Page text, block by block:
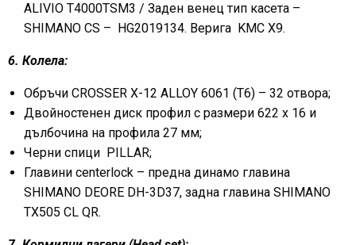
ALIVIO T4000TSM3 / Заден венец тип касета –
SHIMANO CS – HG2019134. Верига KMC X9.
6. Колела:
Обръчи CROSSER X-12 ALLOY 6061 (T6) – 32 отвора;
Двойностенен диск профил с размери 622 x 16 и
дълбочина на профила 27 мм;
Черни спици PILLAR;
Главини centerlock – предна динамо главина
SHIMANO DEORE DH-3D37, задна главина SHIMANO
TX505 CL QR.